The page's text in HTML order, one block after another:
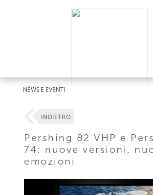
NEWS E EVENTI
INDIETRO
Pershing 82 VHP e
74: nuove versioni,
emozioni